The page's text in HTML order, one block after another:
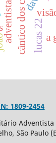
adventistas lucas 22 a
1809-2454
São Paulo